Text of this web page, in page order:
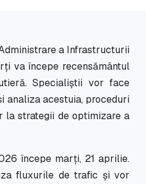
a Infrastructurii
va începe recensământul
Specialiștii vor face
analiza acestuia, proceduri
la strategii de optimizare a
începe marți, 21 aprilie.
fluxurile de trafic și vor